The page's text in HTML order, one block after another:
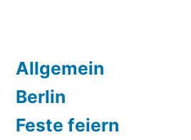
Allgemein
Berlin
Feste feiern